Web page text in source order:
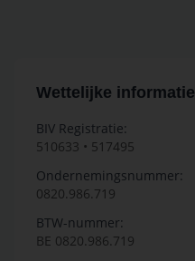
Wettelijke informatie
BIV Registratie:
510633 • 517495
Ondernemingsnummer:
0820.986.719
BTW-nummer:
BE 0820.986.719